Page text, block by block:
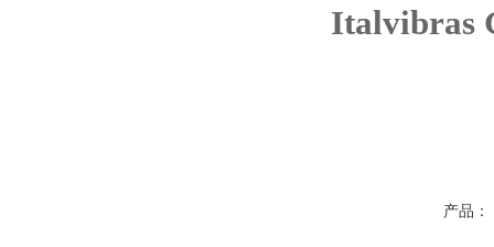
Italvibras
产品：